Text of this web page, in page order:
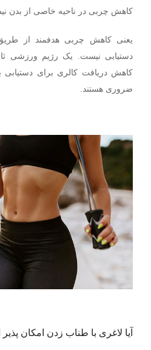
کاهش چربی در ناحیه خاصی از بدن
یعنی کاهش چربی هدفمند از
دستیابی نیست. یک رژیم ورزشی
کاهش دریافت کالری برای دستیابی
ضروری هستند.
آیا لاغری با طناب زدن امکان